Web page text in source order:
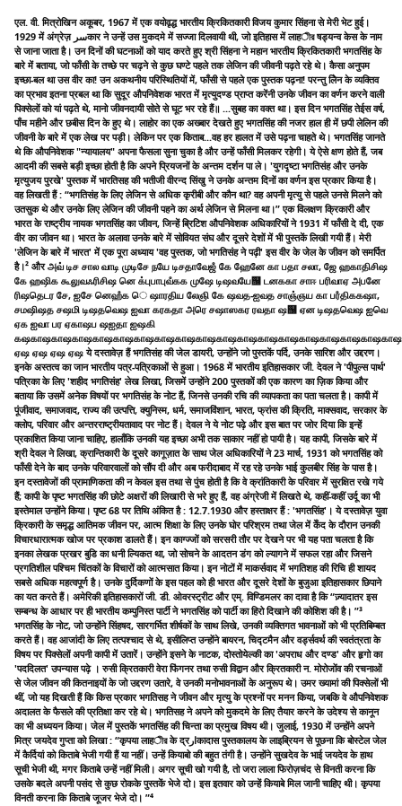
एल. वी. मित्रोखिन अकूबर, 1967 में एक वयोवृद्ध भारतीय क्रिकितकारी विजय कुमार सिंहना से मेरी भेट हुई।
1929 में अंग्रेज़ سرकार ने उन्हें उस मुकदमे में सज्जा दिलवायी थी, जो इतिहास में लाहীর षड्यन्व केस के नाम
से जाना जाता है। उन दिनों की घटनाओं को याद करते हुए श्री सिंहना ने महान भारतीय क्रिकितकारी भगतसिंह के
बारे में बताया, जो फाँसी के तच्छे पर चढ़ने से कुछ घण्टे पहले तक लेजिन की जीवनी पढ़ते रहे थे। कैसा अनुपम
इच्छा-बल था उस वीर का! उन अकथनीय परिस्थितियों में, फाँसी से पहले एक पुस्तक पढ़ना! परन्तु लेिन के व्यक्तिव
का प्रभाव इतना प्रबल था कि सुदूर औपनिवेशक भारत में मृत्युदण्ड प्राप्त करेंनी उनके जीवन का वर्णन करने वाली
पिक्सेलों को यां पढ़ते थे, मानो जीवनदायी सोते से घूट भर रहे हैं॥ ...सुबह का वक्त था। इस दिन भगतसिंह तेईस वर्ष,
पाँच महीने और छबीस दिन के हुए थे। लाहोर का एक अख्बार देखते हुए भगतसिंह की नजर हाल ही में छपी लेलिन की
जीवनी के बारे में एक लेख पर पड़ी। लेकिन पर एक किताब...वह हर हालत में उसे पढ़ना चाहते थे। भगतसिंह जानते
थे कि औपनिवेशक "न्यायालय" अपना फैसला सुना चुका है और उन्हें फाँसी मिलकर रहेगी। ये ऐसे क्षण होते हैं, जब
आदमी की सबसे बड़ी इच्छा होती है कि अपने प्रियजनों के अन्तम दर्शन पा ले। 'युगदृष्टा भगतिसंह और उनके
मृत्युजय पुरखे' पुस्तक में भारतिसह की भतीजी वीरन्द सिंखु ने उनके अन्तम दिनों का वर्णन इस प्रकार किया है।
वह लिखती हैं : “भगतिसंह के लिए लेजिन से अधिक कृरीबी और कौन था? वह अपनी मृत्यु से पहले उनसे मिलने को
उतसुक थे और उनके लिए लेजिन की जीवनी पहने का अर्थ लेजिन से मिलना था।” एक विलक्षण क्रिकारी और
भारत के राष्ट्रीय नायक भगतसिंह का जीवन, जिन्हें ब्रिटिश औपनिवेशक अधिकारियों ने 1931 में फाँसी दे दी, एक
वीर का जीवन था। भारत के अलावा उनके बारे में सोवियत संघ और दूसरे देशों में भी पुस्तकें लिखी गयी हैं। मेरी
'लेजिन के बारे में भारत' में एक पूरा अध्याय 'वह पुस्तक, जो भगतिसंह ने पढ़ी' इस वीर के जेल के जीवन को समर्पित
है।² और அவ் டிச சால வாடி முடிசே நயே டிசதாவேஜஂ கே ஹேனே கா பதா சலா, ஜே ஹகாதிசிஷ
கே ஹஷிக கூலுவஃரிசிஷ னெ க்புபாபுவஂகக முஷே டிஷவயே஠ டனககா சாஈ பரிவாஏ அபனே
ரிஷதெடர சே, ஐசே னெஹஂக ெ ஷாரதிய லேஞி கே ஷவத-ஐவத சாஞ்ஞய கா பரஂதிககஷா,
சமஷிஷத சஷமி டிஷதவெஷ ஐவா கரகதா அரெ சஷாஸகர ரவதா ஷ஠ ஏன டிஷதவெஷ ஐவெ
ஏக ஐவா பர ஏகாஷப ஷஐதா ஐஷகி
ஏஷ ஏஷ ஏஷ ஏஷ ये दस्तावेज़ हैं भगतिसंह की जेल डायरी, उन्होंने जो पुस्तकें पर्दि, उनके सारिश और उद्दरण।
इनके अस्तत्व का जान भारतीय पत्र-पत्रिकाओं से हुआ। 1968 में भारतीय इतिहासकार जी. देवल ने 'पीपुल्स पार्थ'
पत्रिका के लिए 'शहीद भगतिसंह' लेख लिखा, जिसमें उन्होंने 200 पुस्तकों की एक कारण का ज़िक किया और
बताया कि उसमें अनेक विषयों पर भगतिसंह के नोट हैं, जिनसे उनकी रचि की व्यापकता का पता चलता है। कापी में
पूंजीवाद, समाजवाद, राज्य की उत्पत्ति, क्युनिस्म, धर्म, समाजविंशान, भारत, फ्रांस की क्रिति, माक्सवाद, सरकार के
क्लोप, परिवार और अन्तरराष्ट्रीयतावाद पर नोट हैं। देवल ने ये नोट पढ़े और इस बात पर जोर दिया कि इन्हें
प्रकाशित किया जाना चाहिए, हालाँकि उनकी यह इच्छा अभी तक साकार नहीं हो पायी है। यह कापी, जिसके बारे में
श्री देवल ने लिखा, क्रान्तिकारी के दूसरे कागूज़ात के साथ जेल अधिकारियों ने 23 मार्च, 1931 को भगतसिंह को
फाँसी देने के बाद उनके परिवारवालों को सौंप दी और अब फरीदाबाद में रह रहे उनके भाई कुलबीर सिंह के पास है।
इन दस्तावेजों की प्रामाणिकता की न केवल इस तथा से पुंच होती है कि वे क्रांतिकारी के परिवार में सुरक्षित रखे गये
हैं; कापी के पृष्ट भगतसिंह की छोटे अक्षरों की लिखारी से भरे हुए हैं, वह अंग्रेजी में लिखते थे, कहीं-कहीं उर्दू का भी
इस्तेमाल उन्होंने किया। पृष्ट 68 पर तिथि अंकित है : 12.7.1930 और हस्ताक्षर हैं : 'भगतसिंह'। ये दस्तावेज़ युवा
क्रिकारी के समृद्ध आतिमक जीवन पर, आत्म शिक्षा के लिए उनके घोर परिश्रम तथा जेल में केँद के दौरान उनकी
विचारधारात्मक खोज पर प्रकाश डालते हैं। इन काग्ज्जों को सरसरी तौर पर देखने पर भी यह पता चलता है कि
इनका लेखक प्रखर बुडि का धनी ल्यिकत था, जो सोचने के आदतन डंग को ल्यागने में सफल रहा और जिसने
प्रगतिशील पश्चिम चिंतकों के विचारों को आत्मसात किया। इन नोटों में माकर्सवाद में भगतिशह की रिचि ही शायद
सबसे अधिक महत्वपूर्ण है। उनके दुर्दिकणों के इस पहल को ही भारत और दूसरे देशों के बुजुआ इतिहासकार छिपाने
का यत करते हैं। अमेरिकी इतिहासकारों जी. डी. ओवरस्ट्रीट और एम्. विण्डिमलर का दावा है कि “ज़्यादातर इस
सम्बन्ध के आधार पर ही भारतीय कम्पुनिस्त पार्टी ने भगतसिंह को पार्टी का हिरो दिखाने की कोशिश की है। ”³
भगतसिंह के नोट, जो उन्होंने सिंहषद, सारगर्भित शीर्षकों के साथ लिखे, उनकी व्यक्तिगत भावनाओं को भी प्रतिबिम्बत
करते हैं। वह आजांदी के लिए तत्पश्चाद से थे, इसीलिप्त उन्होंने बायरन, चिद्टमैन और वर्ड्सवर्थ की स्वतंत्रता के
विषय पर पिक्सेलों अपनी कापी में उतारें। उन्होंने इसने के नाटक, दोस्तोयेल्की का 'अपराध और दण्ड' और हृगो का
'पददिलत' उपन्यास पढ़े । रुसी क्रितकारी वेरा फिंगनर तथा रुसी विद्वान और क्रितकारी न. मोरोजोंव की रचनाओं
से जेल जीवन की कितनाइयों के जो उद्दरण उतारे, वे उनकी मनोभावनाओं के अनुरूप थे। उमर ख्यामां की पिक्सेलों भी
थीं, जो यह दिखती हैं कि किस प्रकार भगतिसह ने जीवन और मृत्यु के प्रश्नों पर मनन किया, जबकि वे औपनिवेशक
अदालत के फैसले की प्रतिक्षा कर रहे थे। भगतिसह ने अपने को मुकदमे के लिए तैयार करने के उदेश्य से कानून
का भी अध्ययन किया। जेल में पुस्तकें भगतसिंह की चिन्ता का प्रमुख विषय थी। जुलाई, 1930 में उन्होंने अपने
मित्र जयदेव गुप्ता को लिखा : “कृपया लाहীর के द्रارकादास पुस्तकालय के लाइब्रियन से पूछना कि बोस्टेल जेल
में कैर्दियां को किताबे भेजी गयी हैं या नहीं। उन्हें कियाबो की बहुत तंगी है। उन्होंने सुखदेव के भाई जयदेव के हाथ
सूची भेजी थी, मगर किताबे उन्हें नहीं मिली। अगर सूची खो गयी है, तो जरा लाला फिरोज़चंद से विनती करना कि
उसके बदले अपनी पसंद से कुछ रोकके पुस्तकें भेजे दो। इस इतवार को उन्हें कियाबे मिल जानी चाहिए थी। कृपया
विनती करना कि किताबे जूजर भेजे दो। ”⁴